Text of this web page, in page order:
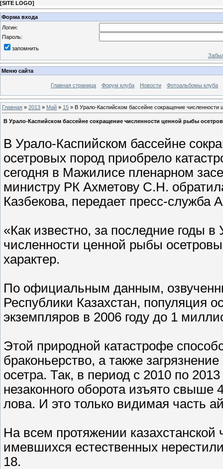
[SITE LOGO]
Форма входа
Логин:
Пароль:
запомнить
Меню сайта
Главная страница Форум клуба Новости Фотоальбомы клуба
Главная » 2013 » Май » 15 » В Урало-Каспийском бассейне сокращение численности
В Урало-Каспийском бассейне сокращение численности ценной рыбы
В Урало-Каспийском бассейне
осетровых пород приобрело
сегодня в Мажилисе пленарном
министру РК Ахметову С.Н.
Казбекова, передает пресс-
«Как известно, за последние годы
численности ценной рыбы
характер.
По официальным данным,
Республики Казахстан, популяция
экземпляров в 2006 году до 1
Этой природной катастрофе
браконьерство, а также
осетра. Так, в период с 2010 по
незаконного оборота изъято свыше
лова. И это только видимая часть
На всем протяжении
имевшихся естественных
18.